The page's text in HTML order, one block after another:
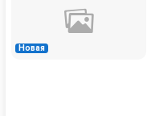
Новая